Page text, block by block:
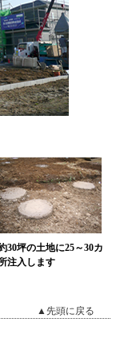
30坪の土地に25～30カ
注入します
▲先頭に戻る